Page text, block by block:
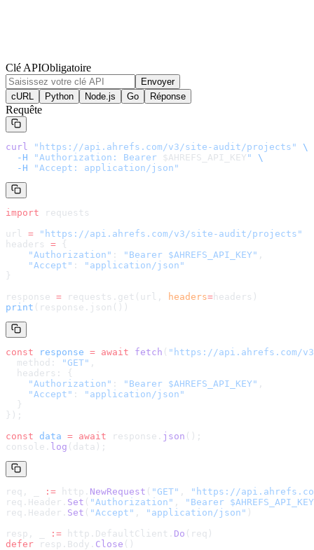
Clé APIObligatoire
Envoyer
cURL
Python Node.js Go Réponse
Requête
curl " https://api.ahrefs.com/v3/site-audit/projects "
\
  -H
"Authorization: Bearer $AHREFS_API_KEY "
\
  -H
"Accept: application/json"
import requests
url = " https://api.ahrefs.com/v3/site-audit/projects "
headers = {
    "Authorization"
: "Bearer $AHREFS_API_KEY" ,
    "Accept"
:
"application/json"
}
response = requests.get(url, headers= headers )
print (response.json())
const response = await fetch ( " https://api.ahrefs.com/
  method:
"GET" ,
  headers: {
    "Authorization"
: "Bearer $AHREFS_API_KEY" ,
    "Accept"
:
"application/json"
  }
});
const data = await response. json ();
console. log (data);
req, _ := http. NewRequest ( "GET" , " https://
req.Header. Set ( "Authorization" ,
"Bearer
req.Header. Set ( "Accept" , "application/json" )
resp, _
:= http.DefaultClient. Do (req)
defer resp.Body. Close ()